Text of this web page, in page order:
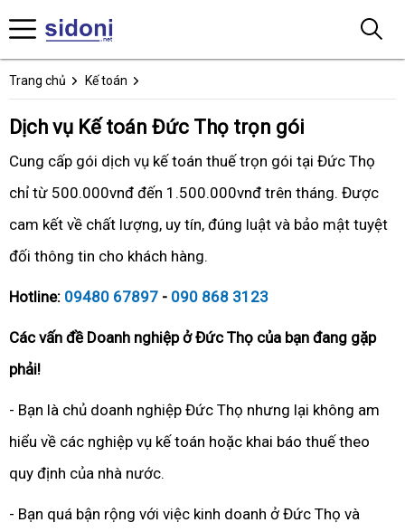
Trang chủ Kế toán
Dịch vụ Kế toán Đức Thọ trọn gói
Cung cấp gói dịch vụ kế toán thuế trọn gói tại Đức Thọ
chỉ từ 500.000vnđ đến 1.500.000vnđ trên tháng. Được
cam kết về chất lượng, uy tín, đúng luật và bảo mật tuyệt
đối thông tin cho khách hàng.
Hotline: 09480 67897 - 090 868 3123
Các vấn đề Doanh nghiệp ở Đức Thọ của bạn đang gặp
phải!
- Bạn là chủ doanh nghiệp Đức Thọ nhưng lại không am
hiểu về các nghiệp vụ kế toán hoặc khai báo thuế theo
quy định của nhà nước.
- Bạn quá bận rộng với việc kinh doanh ở Đức Thọ và